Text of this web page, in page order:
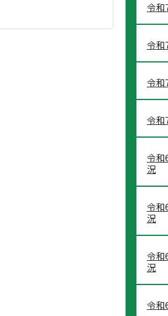
令和
令和
令和
令和
令和
況
令和
況
令和
況
令和